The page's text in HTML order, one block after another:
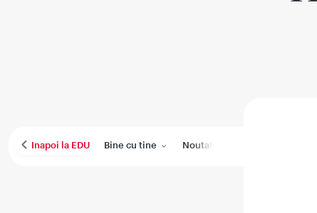
Inapoi la EDU Bine cu tine Noutati